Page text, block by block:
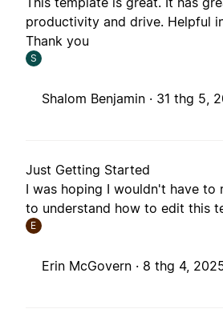
productivity and drive. Helpful
Thank you
S
Shalom Benjamin · 31 thg 5,
Just Getting Started
I was hoping I wouldn't have to
to understand how to edit this
E
Erin McGovern · 8 thg 4,